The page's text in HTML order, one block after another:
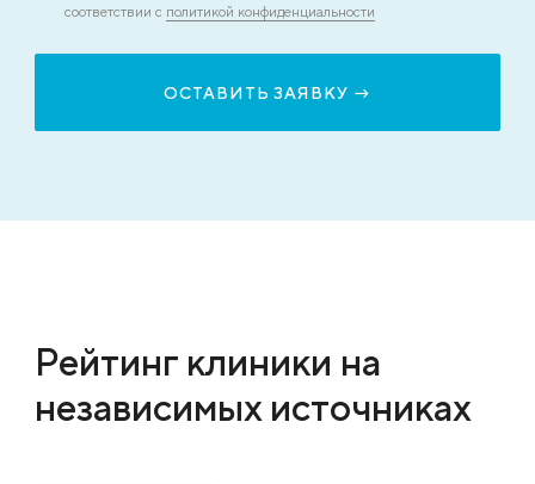
соответствии с политикой конфиденциальности
Рейтинг клиники на
независимых источниках